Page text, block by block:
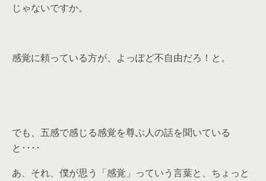
じゃないですか。
感覚に頼っている方が、よっぽど不自由だろ！と。
でも、五感で感じる感覚を尊ぶ人の話を聞いている
と････
あ、それ、僕が思う「感覚」っていう言葉と、ちょっと